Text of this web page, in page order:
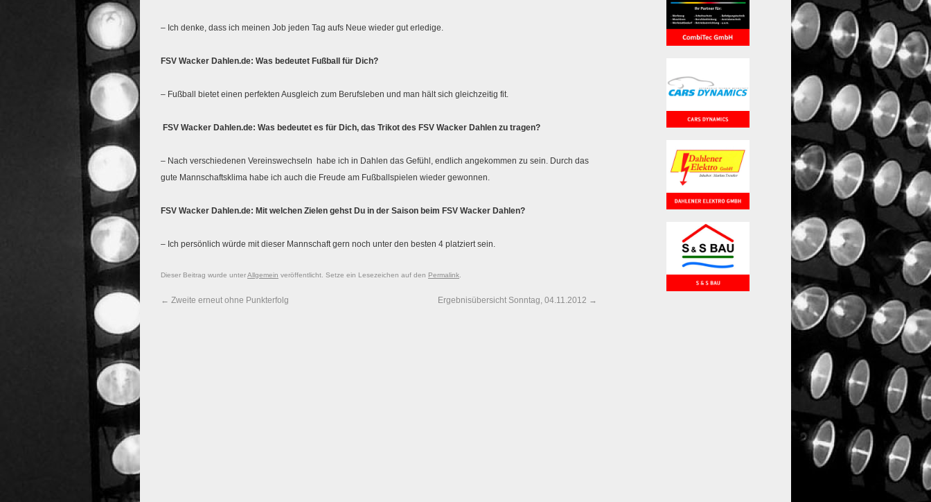
– Ich denke, dass ich meinen Job jeden Tag aufs Neue wieder gut erledige.
FSV Wacker Dahlen.de: Was bedeutet Fußball für Dich?
– Fußball bietet einen perfekten Ausgleich zum Berufsleben und man hält sich gleichzeitig fit.
FSV Wacker Dahlen.de: Was bedeutet es für Dich, das Trikot des FSV Wacker Dahlen zu tragen?
– Nach verschiedenen Vereinswechseln habe ich in Dahlen das Gefühl, endlich angekommen zu sein. Durch das
gute Mannschaftsklima habe ich auch die Freude am Fußballspielen wieder gewonnen.
FSV Wacker Dahlen.de: Mit welchen Zielen gehst Du in der Saison beim FSV Wacker Dahlen?
– Ich persönlich würde mit dieser Mannschaft gern noch unter den besten 4 platziert sein.
Dieser Beitrag wurde unterAllgemein veröffentlicht. Setze ein Lesezeichen auf den Permalink
← Zweite erneut ohne Punkterfolg Ergebnisübersicht Sonntag, 04.11.2012 →